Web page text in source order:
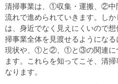
清掃事業は、①収集・運搬、②中
流れで進められていきます。し
は、身近でなく見えにくいので
掃事業全体を見渡せるようにな
現状や、①と②、①と③の関連に
ます。これらを知ってこそ、清
なります。